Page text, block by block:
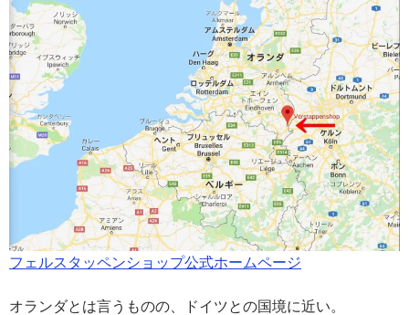
フェルスタッペンショップ公式ホームページ
オランダとは言うものの、ドイツとの国境に近い。